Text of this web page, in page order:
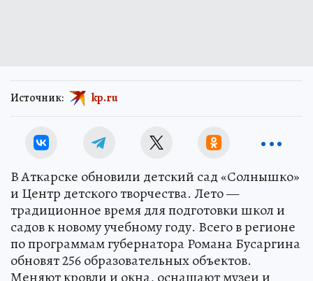
Источник: kp.ru
В Аткарске обновили детский сад «Солнышко»
и Центр детского творчества. Лето —
традиционное время для подготовки школ и
садов к новому учебному году. Всего в регионе
по программам губернатора Романа Бусаргина
обновят 256 образовательных объектов.
Меняют кровли и окна, оснащают музеи и